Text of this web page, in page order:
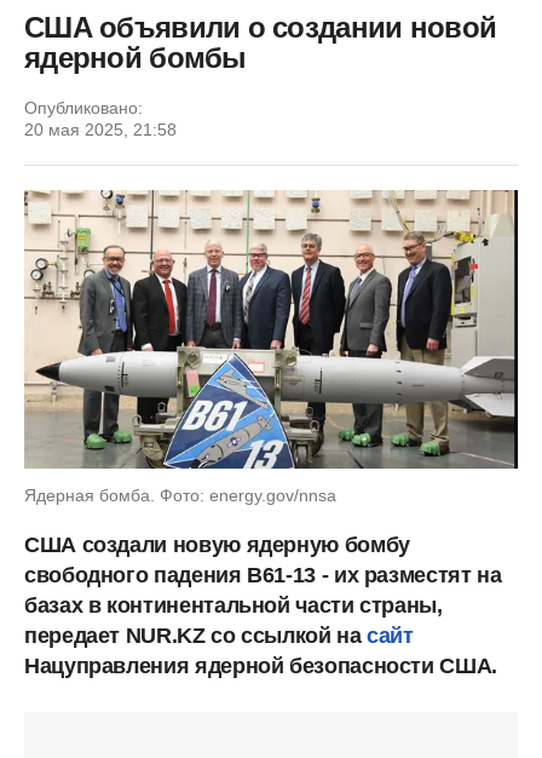
США объявили о создании новой
ядерной бомбы
Опубликовано:
20 мая 2025, 21:58
Ядерная бомба. Фото: energy.gov/nnsa
США создали новую ядерную бомбу
свободного падения B61-13 - их разместят на
базах в континентальной части страны,
передает NUR.KZ со ссылкой насайт
Нацуправления ядерной безопасности США.